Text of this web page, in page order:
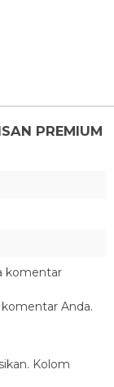
PREMIUM
komentar
Anda.
Kolom